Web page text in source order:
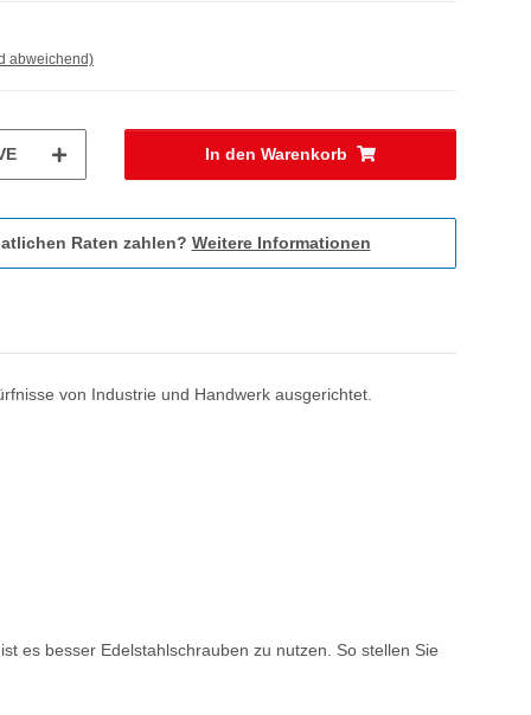
abweichend)
In den Warenkorb
Raten zahlen? Weitere Informationen
von Industrie und Handwerk ausgerichtet.
es besser Edelstahlschrauben zu nutzen. So stellen Sie